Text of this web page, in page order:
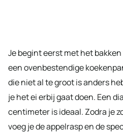
Je begint eerst met het
een ovenbestendige
die niet al te groot is anders
je het ei erbij gaat doen. Een
centimeter is ideaal. Zodra je
voeg je de appelrasp en de